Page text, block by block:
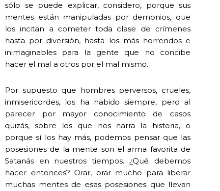
sólo se puede explicar, considero, porque sus
mentes están manipuladas por demonios, que
los incitan a cometer toda clase de crímenes
hasta por diversión, hasta los más horrendos e
inimaginables para la gente que no concibe
hacer el mal a otros por el mal mismo.
Por supuesto que hombres perversos, crueles,
inmisericordes, los ha habido siempre, pero al
parecer por mayor conocimiento de casos
quizás, sobre los que nos narra la historia, o
porque sí los hay más, podemos pensar que las
posesiones de la mente son el arma favorita de
Satanás en nuestros tiempos. ¿Qué debemos
hacer entonces? Orar, orar mucho para liberar
muchas mentes de esas posesiones que llevan